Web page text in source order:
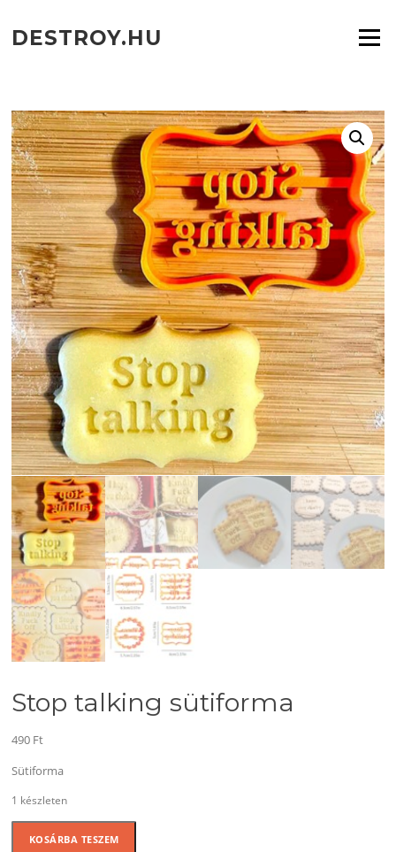
tartalomra
DESTROY.HU Menü
Stop talking sütiforma
490 Ft
Sütiforma
1 készleten
KOSÁRBA TESZEM